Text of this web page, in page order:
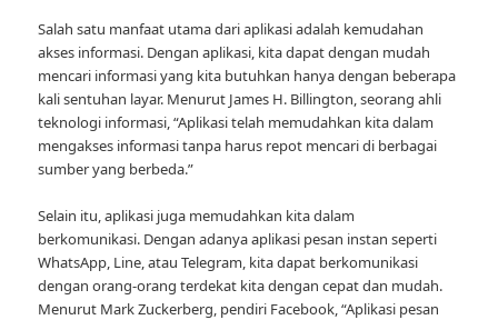
Salah satu manfaat utama dari aplikasi adalah kemudahan
akses informasi. Dengan aplikasi, kita dapat dengan mudah
mencari informasi yang kita butuhkan hanya dengan beberapa
kali sentuhan layar. Menurut James H. Billington, seorang ahli
teknologi informasi, “Aplikasi telah memudahkan kita dalam
mengakses informasi tanpa harus repot mencari di berbagai
sumber yang berbeda.”
Selain itu, aplikasi juga memudahkan kita dalam
berkomunikasi. Dengan adanya aplikasi pesan instan seperti
WhatsApp, Line, atau Telegram, kita dapat berkomunikasi
dengan orang-orang terdekat kita dengan cepat dan mudah.
Menurut Mark Zuckerberg, pendiri Facebook, “Aplikasi pesan